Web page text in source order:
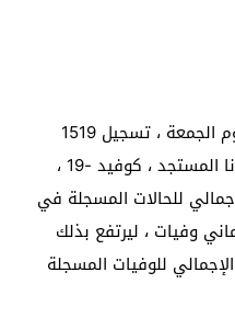
أعلنت وزارة الصحة الكويتية ، اليوم الجمعة ، تسجيل 1519
حالة إصابة جديدة بفيروس كورونا المستجد ، كوفيد -19 ،
الإجمالي للحالات المسجلة في
وتسجيل ثماني وفيات ، ليرتفع بذلك
للوفيات المسجلة